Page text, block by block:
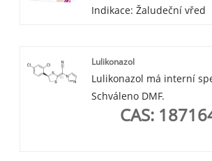
Indikace: Žaludeční vřed
Lulikonazol
Lulikonazol má interní
Schváleno DMF.
CAS: